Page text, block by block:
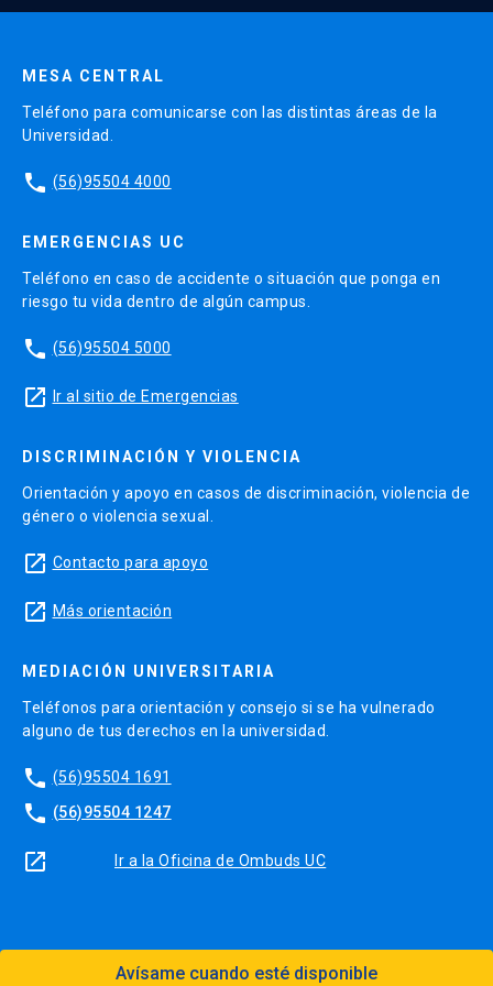
Avísame cuando esté disponible
MESA CENTRAL
Teléfono para comunicarse con las distintas áreas de la
Universidad.
phone (56)95504 4000
EMERGENCIAS UC
Teléfono en caso de accidente o situación que ponga en
riesgo tu vida dentro de algún campus.
phone (56)95504 5000
launch Ir al sitio de Emergencias
DISCRIMINACIÓN Y VIOLENCIA
Orientación y apoyo en casos de discriminación, violencia de
género o violencia sexual.
launch Contacto para apoyo
launch Más orientación
MEDIACIÓN UNIVERSITARIA
Teléfonos para orientación y consejo si se ha vulnerado
alguno de tus derechos en la universidad.
phone (56)95504 1691
phone (56)95504 1247
launch Ir a la Oficina de Ombuds UC